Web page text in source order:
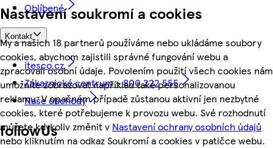
Nastavení soukromí a cookies
My a našich 18 partnerů používáme nebo ukládáme soubory
cookies, abychom zajistili správné fungování webu a
zpracovali osobní údaje. Povolením použití všech cookies nám
umožníte zobrazovat například také personalizovanou
reklamu. V opačném případě zůstanou aktivní jen nezbytné
cookies, které potřebujeme k provozu webu. Své rozhodnutí
můžete kdykoliv změnit v Nastavení ochrany osobních údajů
nebo kliknutím na odkaz Soukromí a cookies v patičce webu.
Oblíbené
Kontakt
itesco.cz
Zákaznické centrum - 800 222 555
Naše obchody
followUs